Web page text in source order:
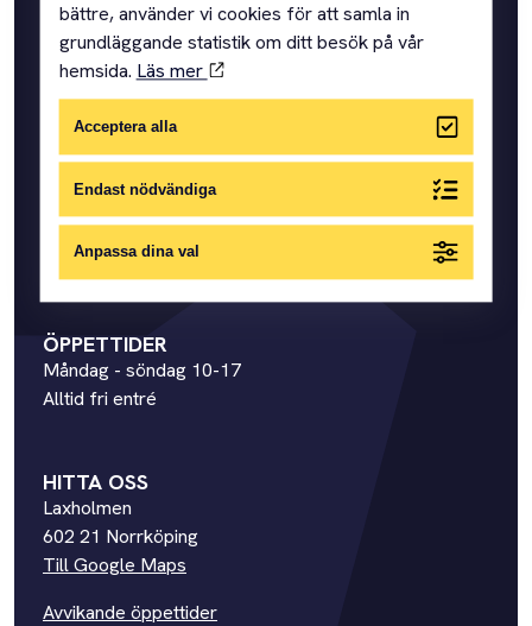
Där vi samlar människors minnen och berättelser om
arbete och vardag.
SNABBLÄNKAR
VÅRA UTSTÄLLNINGAR
PRAKTISK INFORMATION
BOKA KONFERENS
ARBETSLIVSMUSEER
ÖPPETTIDER
Måndag - söndag 10-17
Alltid fri entré
HITTA OSS
Laxholmen
602 21 Norrköping
Till Google Maps
Avvikande öppettider
bättre, använder vi cookies för att samla in
grundläggande statistik om ditt besök på vår
hemsida. Läs mer
Acceptera alla
Endast nödvändiga
Anpassa dina val